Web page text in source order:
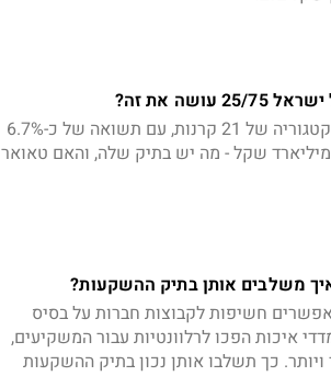
הראל ישראל 25/75 מובילה מתחילת השנה קטגוריה של 21 קרנות, עם תשואה של כ-6.7%
לעומת ממוצע של כ-4%; הקרן מנהלת כ-1.5 מיליארד שקל - מה יש בתיק שלה, והאם טאואר
חשיפות לקבוצות חברות על בסיס
איכות הפכו לרלוונטיות עבור המשקיעים,
כך תשלבו אותן נכון בתיק ההשקעות